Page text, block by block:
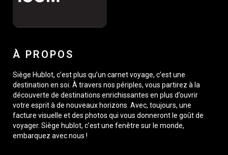
À PROPOS
Siège Hublot, c’est plus qu’un carnet voyage, c’est une
destination en soi. À travers nos périples, vous partirez à la
découverte de destinations enrichissantes en plus d’ouvrir
votre esprit à de nouveaux horizons. Avec, toujours, une
facture visuelle et des photos qui vous donneront le goût de
voyager. Siège hublot, c’est une fenêtre sur le monde,
embarquez avec nous !